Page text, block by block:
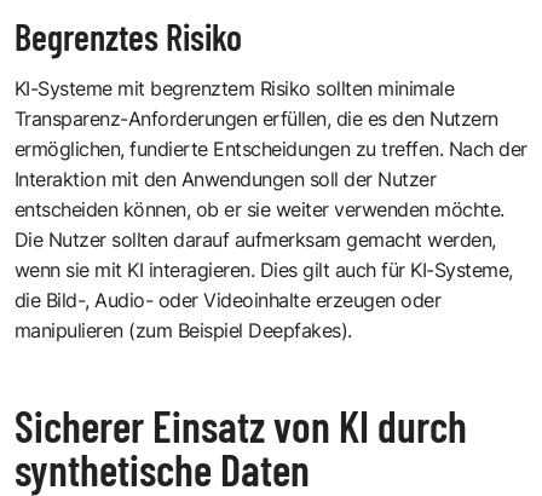
Begrenztes Risiko
KI-Systeme mit begrenztem Risiko sollten minimale
Transparenz-Anforderungen erfüllen, die es den Nutzern
ermöglichen, fundierte Entscheidungen zu treffen. Nach der
Interaktion mit den Anwendungen soll der Nutzer
entscheiden können, ob er sie weiter verwenden möchte.
Die Nutzer sollten darauf aufmerksam gemacht werden,
wenn sie mit KI interagieren. Dies gilt auch für KI-Systeme,
die Bild-, Audio- oder Videoinhalte erzeugen oder
manipulieren (zum Beispiel Deepfakes).
Sicherer Einsatz von KI durch
synthetische Daten